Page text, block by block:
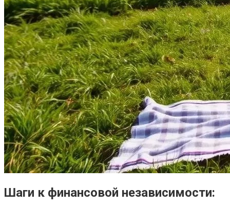
Шаги к финансовой независимости: